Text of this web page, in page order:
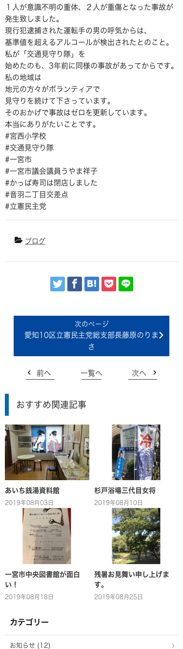
１人が意識不明の重体、２人が重傷となった事故が
発生致しました。
現行犯逮捕された運転手の男の呼気からは、
基準値を超えるアルコールが検出されたとのこと。
私が「交通見守り隊」を
始めたのも、3年前に同様の事故があってからです。
私の地域は
地元の方々がボランティアで
見守りを続けて下さっています。
そのおかげで事故はゼロを更新しています。
本当にありがたいことです。
#宮西小学校
#交通見守り隊
#一宮市
#一宮市議会議員うやま祥子
#かっぱ寿司は閉店しました
#音羽二丁目交差点
#立憲民主党
ブログ
愛知10区立憲民主党総支部長藤原のりま
さ
前へ 一覧へ 次へ
おすすめ関連記事
あいち銭湯資料館
2019年08月03日
杉戸浴場三代目女将
2019年08月10日
一宮市中央図書館が面白
い！
2019年08月18日
残暑お見舞い申し上げま
す。
2019年08月25日
カテゴリー
お知らせ (12)